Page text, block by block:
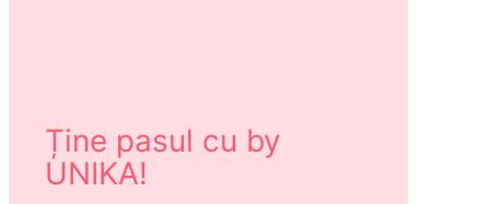
Ține pasul cu by
UNIKA!